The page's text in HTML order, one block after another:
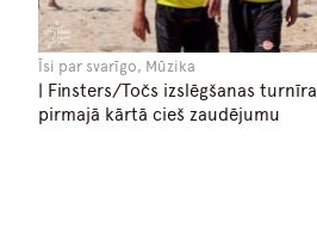
Īsi par svarīgo, Mūzika
| Finsters/Točs izslēgšanas turnīra
pirmajā kārtā cieš zaudējumu